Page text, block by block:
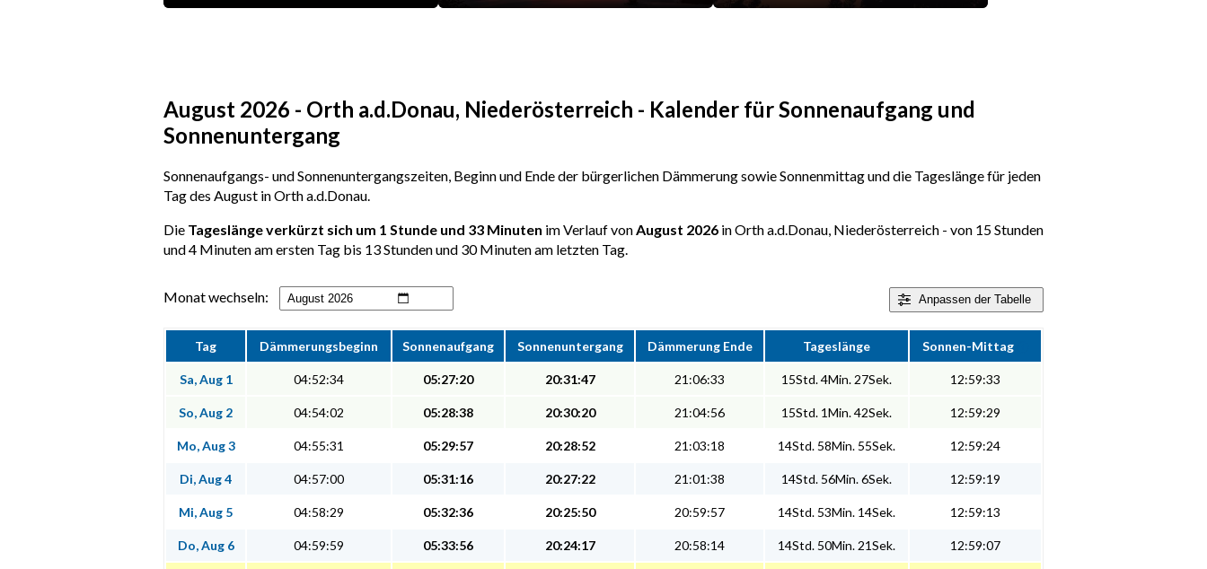
August 2026 - Orth a.d.Donau, Niederösterreich - Kalender für Sonnenaufgang und
Sonnenuntergang
Sonnenaufgangs- und Sonnenuntergangszeiten, Beginn und Ende der bürgerlichen Dämmerung sowie Sonnenmittag und die Tageslänge für jeden
Tag des August in Orth a.d.Donau.
Die Tageslänge verkürzt sich um 1 Stunde und 33 Minuten im Verlauf von August 2026 in Orth a.d.Donau, Niederösterreich - von 15 Stunden
und 4 Minuten am ersten Tag bis 13 Stunden und 30 Minuten am letzten Tag.
Anpassen der Tabelle
Monat wechseln:
Tag Dämmerungsbeginn Sonnenaufgang Sonnenuntergang Dämmerung Ende Tageslänge Sonnen-Mittag
Sa, Aug 1 04:52:34 05:27:20 20:31:47 21:06:33 15Std. 4Min. 27Sek. 12:59:33
So, Aug 2 04:54:02 05:28:38 20:30:20 21:04:56 15Std. 1Min. 42Sek. 12:59:29
Mo, Aug 3 04:55:31 05:29:57 20:28:52 21:03:18 14Std. 58Min. 55Sek. 12:59:24
Di, Aug 4 04:57:00 05:31:16 20:27:22 21:01:38 14Std. 56Min. 6Sek. 12:59:19
Mi, Aug 5 04:58:29 05:32:36 20:25:50 20:59:57 14Std. 53Min. 14Sek. 12:59:13
Do, Aug 6 04:59:59 05:33:56 20:24:17 20:58:14 14Std. 50Min. 21Sek. 12:59:07